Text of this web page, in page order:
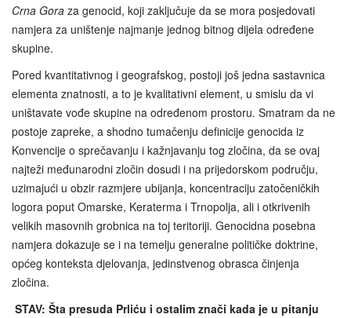
Crna Gora za genocid, koji zaključuje da se mora posjedovati
namjera za uništenje najmanje jednog bitnog dijela određene
skupine.
Pored kvantitativnog i geografskog, postoji još jedna sastavnica
elementa znatnosti, a to je kvalitativni element, u smislu da vi
uništavate vođe skupine na određenom prostoru. Smatram da ne
postoje zapreke, a shodno tumačenju definicije genocida iz
Konvencije o sprečavanju i kažnjavanju tog zločina, da se ovaj
najteži međunarodni zločin dosudi i na prijedorskom području,
uzimajući u obzir razmjere ubijanja, koncentraciju zatočeničkih
logora poput Omarske, Keraterma i Trnopolja, ali i otkrivenih
velikih masovnih grobnica na toj teritoriji. Genocidna posebna
namjera dokazuje se i na temelju generalne političke doktrine,
općeg konteksta djelovanja, jedinstvenog obrasca činjenja
zločina.
STAV: Šta presuda Prliću i ostalim znači kada je u pitanju